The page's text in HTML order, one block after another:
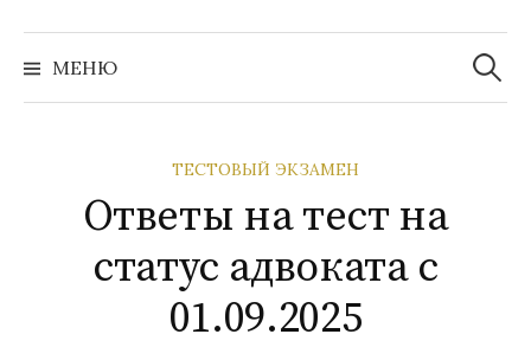
МЕНЮ
Найти:
ТЕСТОВЫЙ ЭКЗАМЕН
Ответы на тест на
статус адвоката с
01.09.2025